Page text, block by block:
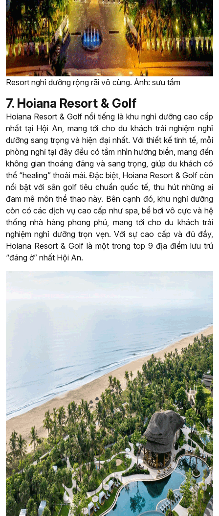
Resort nghỉ dưỡng rộng rãi vô cùng. Ảnh: sưu tầm
7. Hoiana Resort & Golf
Hoiana Resort & Golf nổi tiếng là khu nghỉ dưỡng cao cấp
nhất tại Hội An, mang tới cho du khách trải nghiệm nghỉ
dưỡng sang trọng và hiện đại nhất. Với thiết kế tinh tế, mỗi
phòng nghỉ tại đây đều có tầm nhìn hướng biển, mang đến
không gian thoáng đãng và sang trọng, giúp du khách có
thể “healing” thoải mái. Đặc biệt, Hoiana Resort & Golf còn
nổi bật với sân golf tiêu chuẩn quốc tế, thu hút những ai
đam mê môn thể thao này. Bên cạnh đó, khu nghỉ dưỡng
còn có các dịch vụ cao cấp như spa, bể bơi vô cực và hệ
thống nhà hàng phong phú, mang tới cho du khách trải
nghiệm nghỉ dưỡng trọn vẹn. Với sự cao cấp và đủ đầy,
Hoiana Resort & Golf là một trong top 9 địa điểm lưu trú
“đáng ở” nhất Hội An.